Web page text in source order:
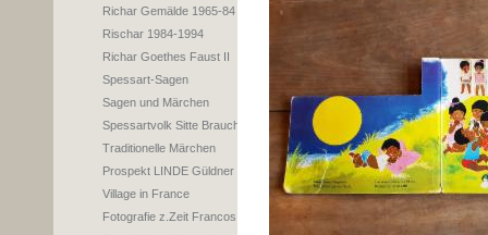
Richar Gemälde 1965-84
Rischar 1984-1994
Richar Goethes Faust II
Spessart-Sagen
Sagen und Märchen
Spessartvolk Sitte Brauch
Traditionelle Märchen
Prospekt LINDE Güldner
Village in France
Fotografie z.Zeit Francos